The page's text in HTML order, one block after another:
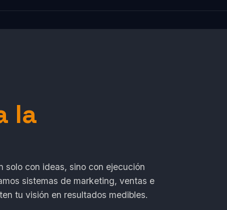
la
solo con ideas, sino con ejecución
sistemas de marketing, ventas e
tu visión en resultados medibles.